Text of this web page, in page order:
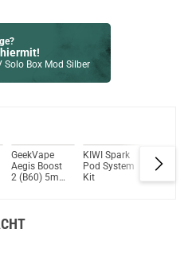
Solo Box Mod Silber
450mAh Pod System Kit Grau
Pod System Kit Gunmetal
GeekVape
Aegis Boost
2 (B60) 5ml
KIWI Spark
Pod System
Kit
SMOK
6 Ultra